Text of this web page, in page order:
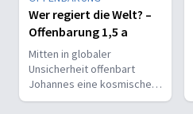
Wer regiert die Welt? –
Offenbarung 1,5 a
Mitten in globaler
Unsicherheit offenbart
Johannes eine kosmische
Gewissheit: Der Messias,